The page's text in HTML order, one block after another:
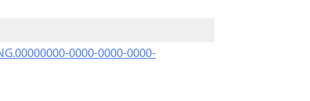
0000-0000-0000-